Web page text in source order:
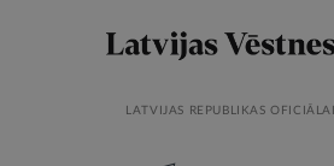
LATVIJAS REPUBLIKAS